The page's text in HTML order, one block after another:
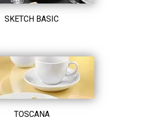
SKETCH BASIC
TOSCANA